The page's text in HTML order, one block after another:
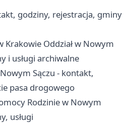
godziny, rejestracja, gminy
Oddział w Nowym
i usługi archiwalne
Sączu - kontakt,
pasa drogowego
Rodzinie w Nowym
usługi